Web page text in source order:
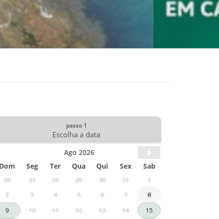
Ago 2026
Seg Ter Qua Qui Sex Sab
26 27 28 29 30 31
1
2
3 4 5 6 7
8
9
10 11 12 13 14 15